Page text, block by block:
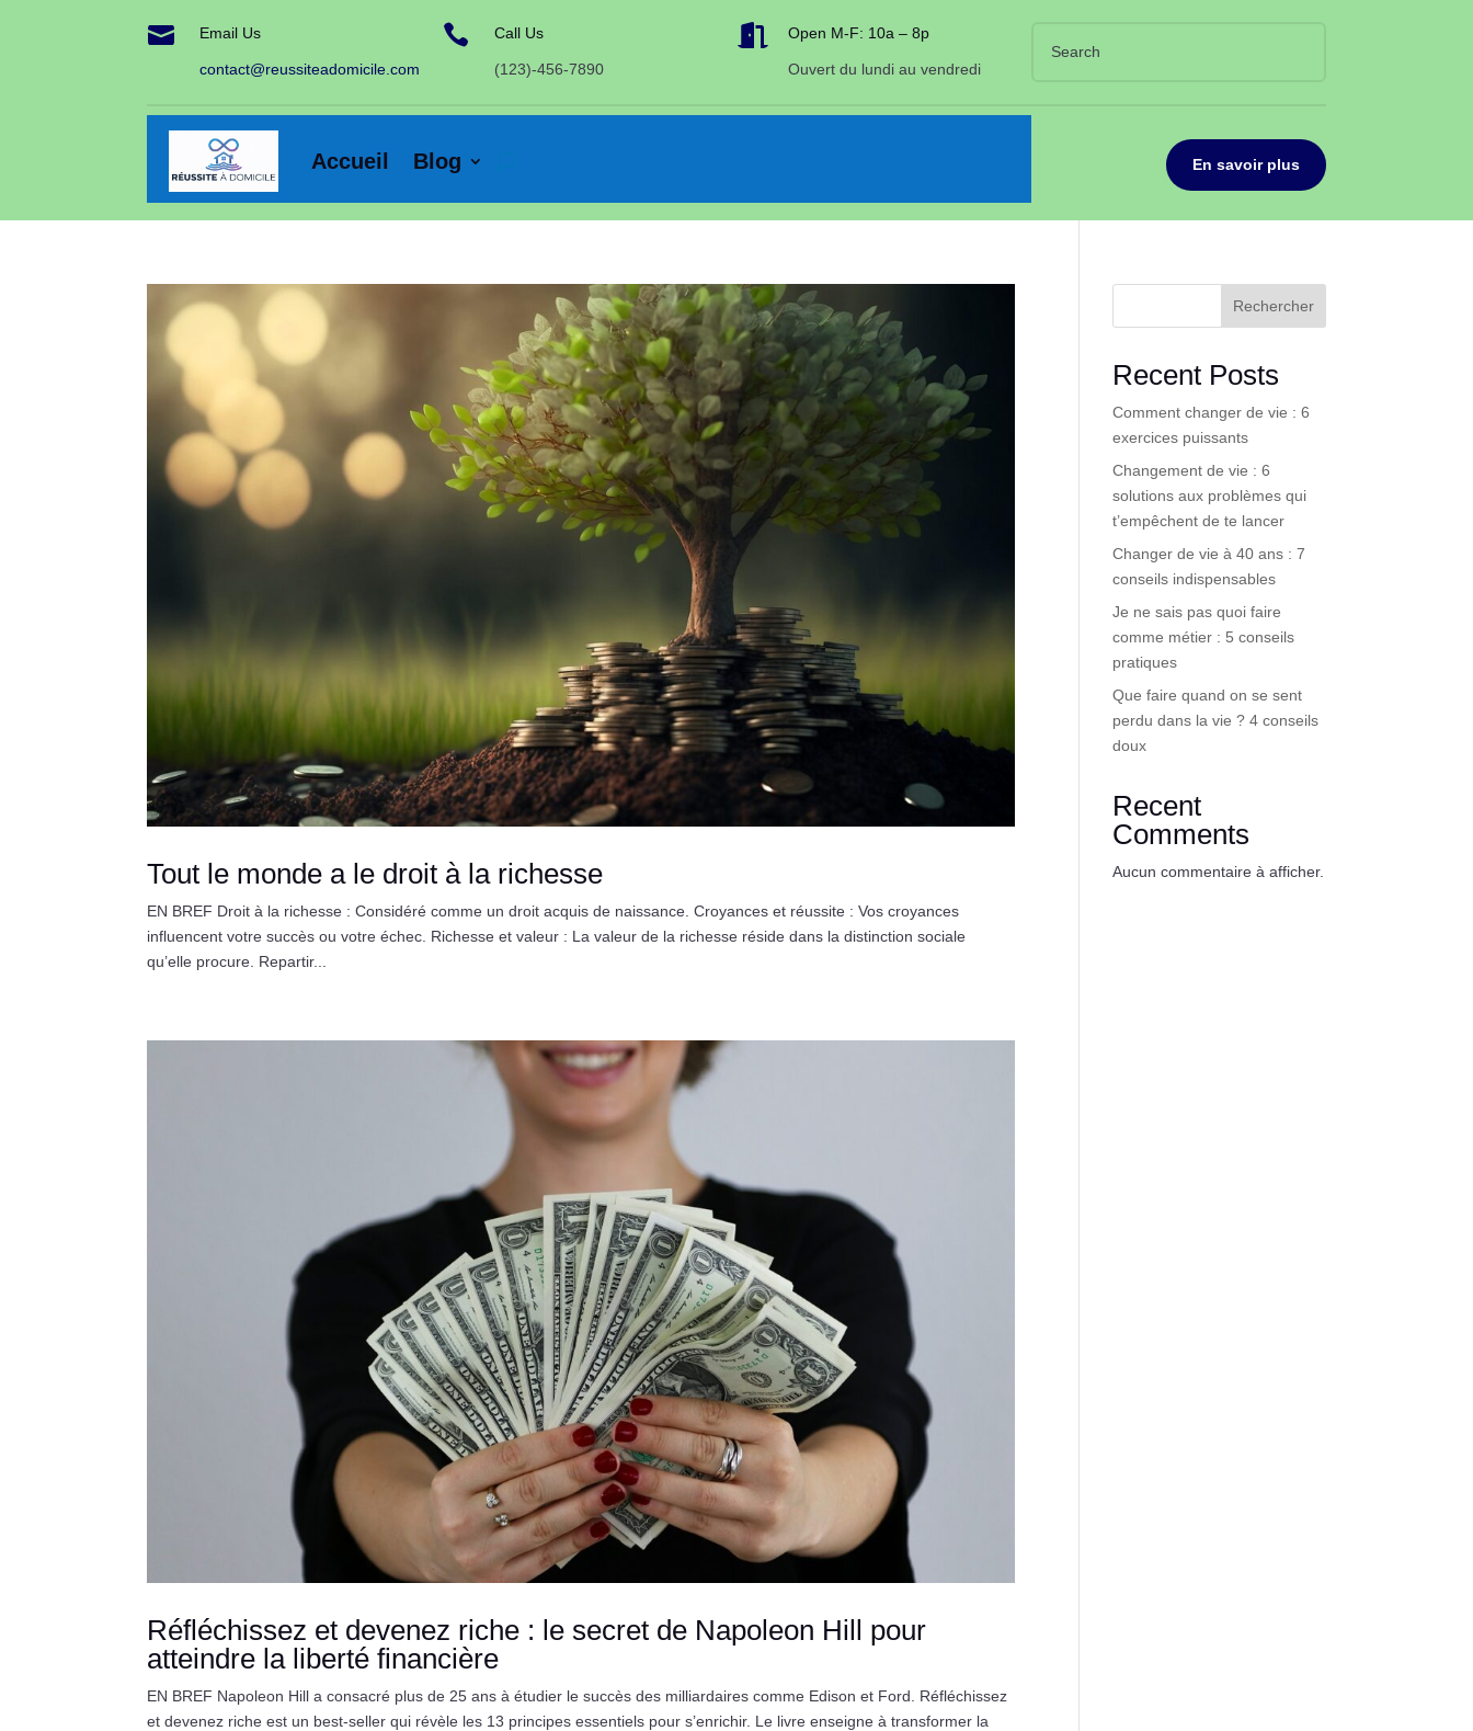
 Email Us
contact@reussiteadomicile.com
 Call Us
(123)-456-7890
 Open M-F: 10a – 8p
Ouvert du lundi au vendredi
Accueil Blog En savoir plus
Tout le monde a le droit à la richesse
EN BREF Droit à la richesse : Considéré comme un droit acquis de naissance. Croyances et réussite : Vos croyances
influencent votre succès ou votre échec. Richesse et valeur : La valeur de la richesse réside dans la distinction sociale
qu’elle procure. Repartir...
Réfléchissez et devenez riche : le secret de Napoleon Hill pour
atteindre la liberté financière
EN BREF Napoleon Hill a consacré plus de 25 ans à étudier le succès des milliardaires comme Edison et Ford. Réfléchissez
et devenez riche est un best-seller qui révèle les 13 principes essentiels pour s’enrichir. Le livre enseigne à transformer la
Rechercher
Recent Posts
Comment changer de vie : 6
exercices puissants
Changement de vie : 6
solutions aux problèmes qui
t’empêchent de te lancer
Changer de vie à 40 ans : 7
conseils indispensables
Je ne sais pas quoi faire
comme métier : 5 conseils
pratiques
Que faire quand on se sent
perdu dans la vie ? 4 conseils
doux
Recent
Comments
Aucun commentaire à afficher.